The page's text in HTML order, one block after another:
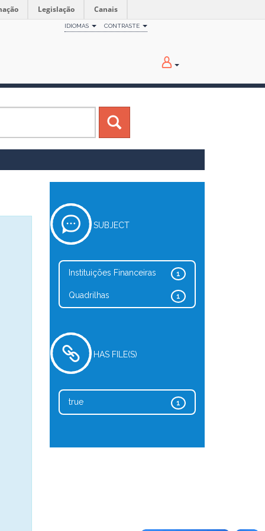
Legislação Canais
IDIOMAS CONTRASTE
SUBJECT
1
Instituições Financeiras
1
Quadrilhas
HAS FILE(S)
1
true